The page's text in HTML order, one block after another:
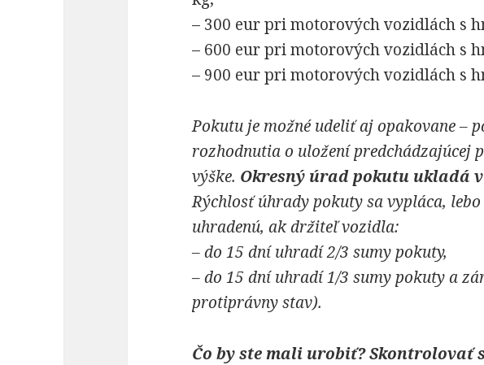
– 300 eur pri motorových vozidlách s
– 600 eur pri motorových vozidlách s
– 900 eur pri motorových vozidlách s
Pokutu je možné udeliť aj opakovane –
rozhodnutia o uložení predchádzajúcej
výške. Okresný úrad pokutu ukladá
Rýchlosť úhrady pokuty sa vypláca,
uhradenú, ak držiteľ vozidla:
– do 15 dní uhradí 2/3 sumy pokuty,
– do 15 dní uhradí 1/3 sumy pokuty a
protiprávny stav).
Čo by ste mali urobiť?Skontrolovať